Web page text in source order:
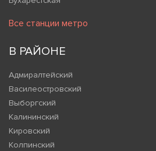
Все станции метро
В РАЙОНЕ
Адмиралтейский
Василеостровский
Выборгский
Калининский
Кировский
Колпинский